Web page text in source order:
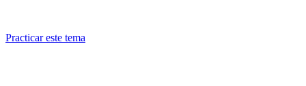
Practicar este tema